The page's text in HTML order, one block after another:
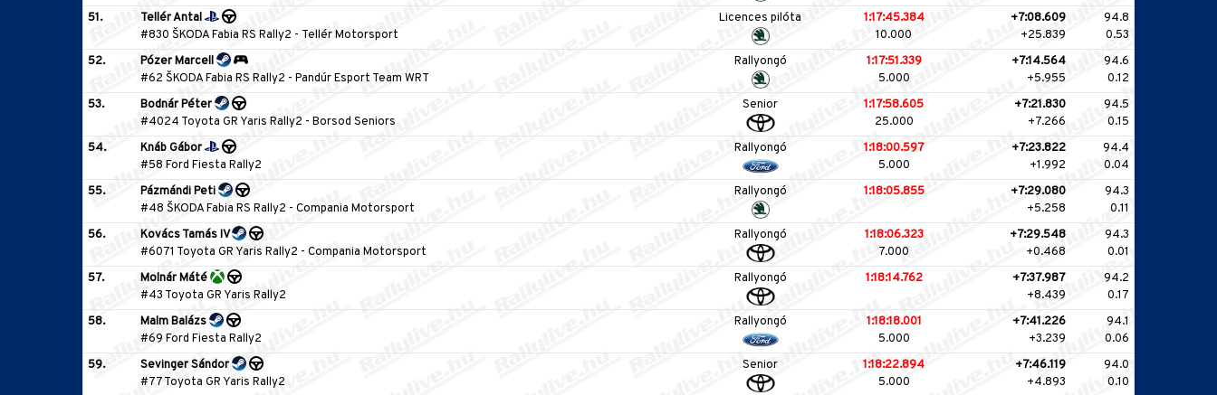
51.
Tellér Antal
#830 ŠKODA Fabia RS Rally2 - Tellér Motorsport
Licences pilóta
1:17:45.384
10.000
+7:08.609
+25.839
94.8
0.53
52.
Pózer Marcell
#62 ŠKODA Fabia RS Rally2 - Pandúr Esport Team WRT
Rallyongó
1:17:51.339
5.000
+7:14.564
+5.955
94.6
0.12
53.
Bodnár Péter
#4024 Toyota GR Yaris Rally2 - Borsod Seniors
Senior
1:17:58.605
25.000
+7:21.830
+7.266
94.5
0.15
54.
Knáb Gábor
#58 Ford Fiesta Rally2
Rallyongó
1:18:00.597
5.000
+7:23.822
+1.992
94.4
0.04
55.
Pázmándi Peti
#48 ŠKODA Fabia RS Rally2 - Compania Motorsport
Rallyongó 1:18:05.855
+7:29.080
+5.258
94.3
0.11
56.
Kovács Tamás IV
#6071 Toyota GR Yaris Rally2 - Compania Motorsport
Rallyongó
1:18:06.323
7.000
+7:29.548
+0.468
94.3
0.01
57.
Molnár Máté
#43 Toyota GR Yaris Rally2
Rallyongó 1:18:14.762
+7:37.987
+8.439
94.2
0.17
58.
Malm Balázs
#69 Ford Fiesta Rally2
Rallyongó
1:18:18.001
5.000
+7:41.226
+3.239
94.1
0.06
59.
Sevinger Sándor
#77 Toyota GR Yaris Rally2
Senior
1:18:22.894
5.000
+7:46.119
+4.893
94.0
0.10